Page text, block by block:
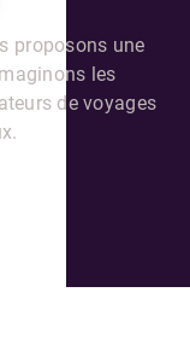
proposons une
les
de voyages